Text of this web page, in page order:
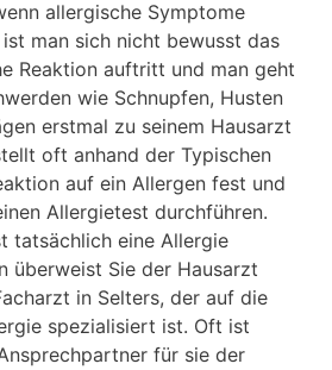
allergische Symptome
man sich nicht bewusst das
Reaktion auftritt und man geht
wie Schnupfen, Husten
erstmal zu seinem Hausarzt
oft anhand der Typischen
auf ein Allergen fest und
Allergietest durchführen.
tatsächlich eine Allergie
überweist Sie der Hausarzt
in Selters, der auf die
spezialisiert ist. Oft ist
für sie der